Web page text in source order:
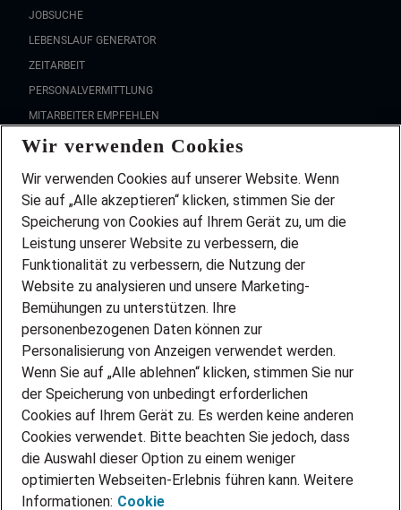
JOBSUCHE
LEBENSLAUF GENERATOR
ZEITARBEIT
PERSONALVERMITTLUNG
MITARBEITER EMPFEHLEN
FAQ
Wir stellen ein!
DEINE BERUFSGRUPPE
DEINE LEBENSSITUATION
PARTNERSHIP WITH AIRBUS
INITIATIV BEWERBEN
ÜBER UNS
STANDORTE
BLOG
PRESSE
KONTAKT
@Adecco 2026
Wir verwenden Cookies
Wir verwenden Cookies auf unserer Website. Wenn
Sie auf „Alle akzeptieren“ klicken, stimmen Sie der
Speicherung von Cookies auf Ihrem Gerät zu, um die
Leistung unserer Website zu verbessern, die
Funktionalität zu verbessern, die Nutzung der
Website zu analysieren und unsere Marketing-
Bemühungen zu unterstützen. Ihre
personenbezogenen Daten können zur
Personalisierung von Anzeigen verwendet werden.
Wenn Sie auf „Alle ablehnen“ klicken, stimmen Sie nur
der Speicherung von unbedingt erforderlichen
Cookies auf Ihrem Gerät zu. Es werden keine anderen
Cookies verwendet. Bitte beachten Sie jedoch, dass
die Auswahl dieser Option zu einem weniger
optimierten Webseiten-Erlebnis führen kann. Weitere
Informationen: Cookie